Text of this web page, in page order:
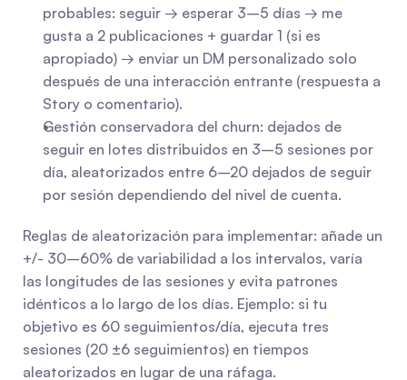
probables: seguir → esperar 3–5 días → me
gusta a 2 publicaciones + guardar 1 (si es
apropiado) → enviar un DM personalizado solo
después de una interacción entrante (respuesta a
Story o comentario).
Gestión conservadora del churn: dejados de
seguir en lotes distribuidos en 3–5 sesiones por
día, aleatorizados entre 6–20 dejados de seguir
por sesión dependiendo del nivel de cuenta.
Reglas de aleatorización para implementar: añade un
+/- 30–60% de variabilidad a los intervalos, varía
las longitudes de las sesiones y evita patrones
idénticos a lo largo de los días. Ejemplo: si tu
objetivo es 60 seguimientos/día, ejecuta tres
sesiones (20 ±6 seguimientos) en tiempos
aleatorizados en lugar de una ráfaga.